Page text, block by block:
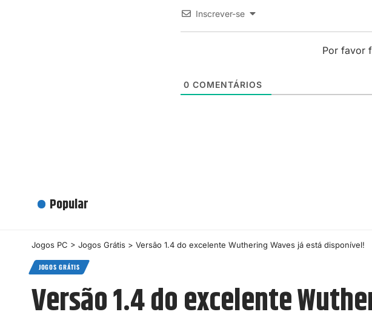
Inscrever-se
Por favor
0 COMENTÁRIOS
Popular
Jogos PC > Jogos Grátis > Versão 1.4 do excelente Wuthering Waves já está disponível!
JOGOS GRÁTIS
Versão 1.4 do excelente